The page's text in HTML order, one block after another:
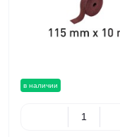
в наличии